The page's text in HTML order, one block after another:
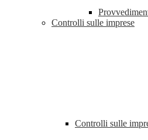
Controlli sulle imprese
Controlli sulle